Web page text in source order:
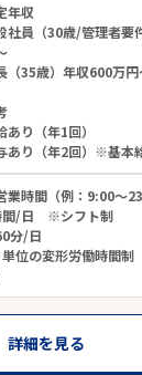
年収
社員（30歳/管理者
（35歳）年収600万円
あり（年1回）
あり（年2回）※基本
業時間（例：9:00～
間/日 ※シフト制
分/日
位の変形労働時間制
詳細を見る